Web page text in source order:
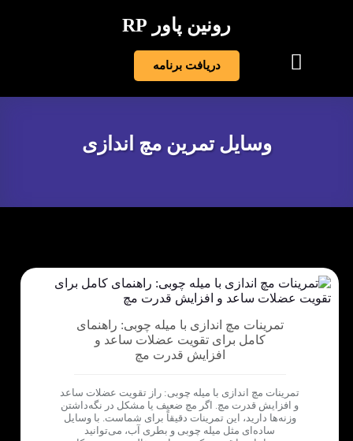
رونین پاور RP
دریافت برنامه
وسایل تمرین مچ اندازی
تمرینات مچ اندازی با میله چوبی: راهنمای
کامل برای تقویت عضلات ساعد و
افزایش قدرت مچ
تمرینات مچ اندازی با میله چوبی: راز تقویت عضلات ساعد
و افزایش قدرت مچ. اگر مچ ضعیف یا مشکل در نگه‌داشتن
وزنه‌ها دارید، این تمرینات دقیقاً برای شماست. با وسایل
ساده‌ای مثل میله چوبی و بطری آب، می‌توانید